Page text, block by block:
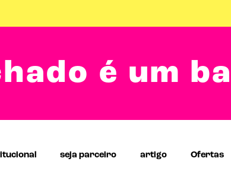
é um
seja parceiro artigo Ofertas